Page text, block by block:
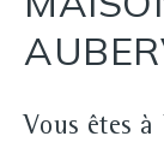
Vous êtes